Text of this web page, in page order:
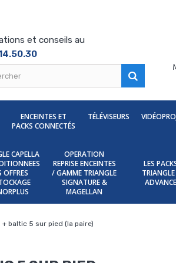
et conseils au
ENCEINTES ET
PACKS CONNECTÉS
TÉLÉVISEURS
CAPELLA
OFFRES
OPERATION
REPRISE ENCEINTES
/ GAMME TRIANGLE
SIGNATURE &
MAGELLAN
LES
ADVANCE
baltic 5 sur pied (la paire)